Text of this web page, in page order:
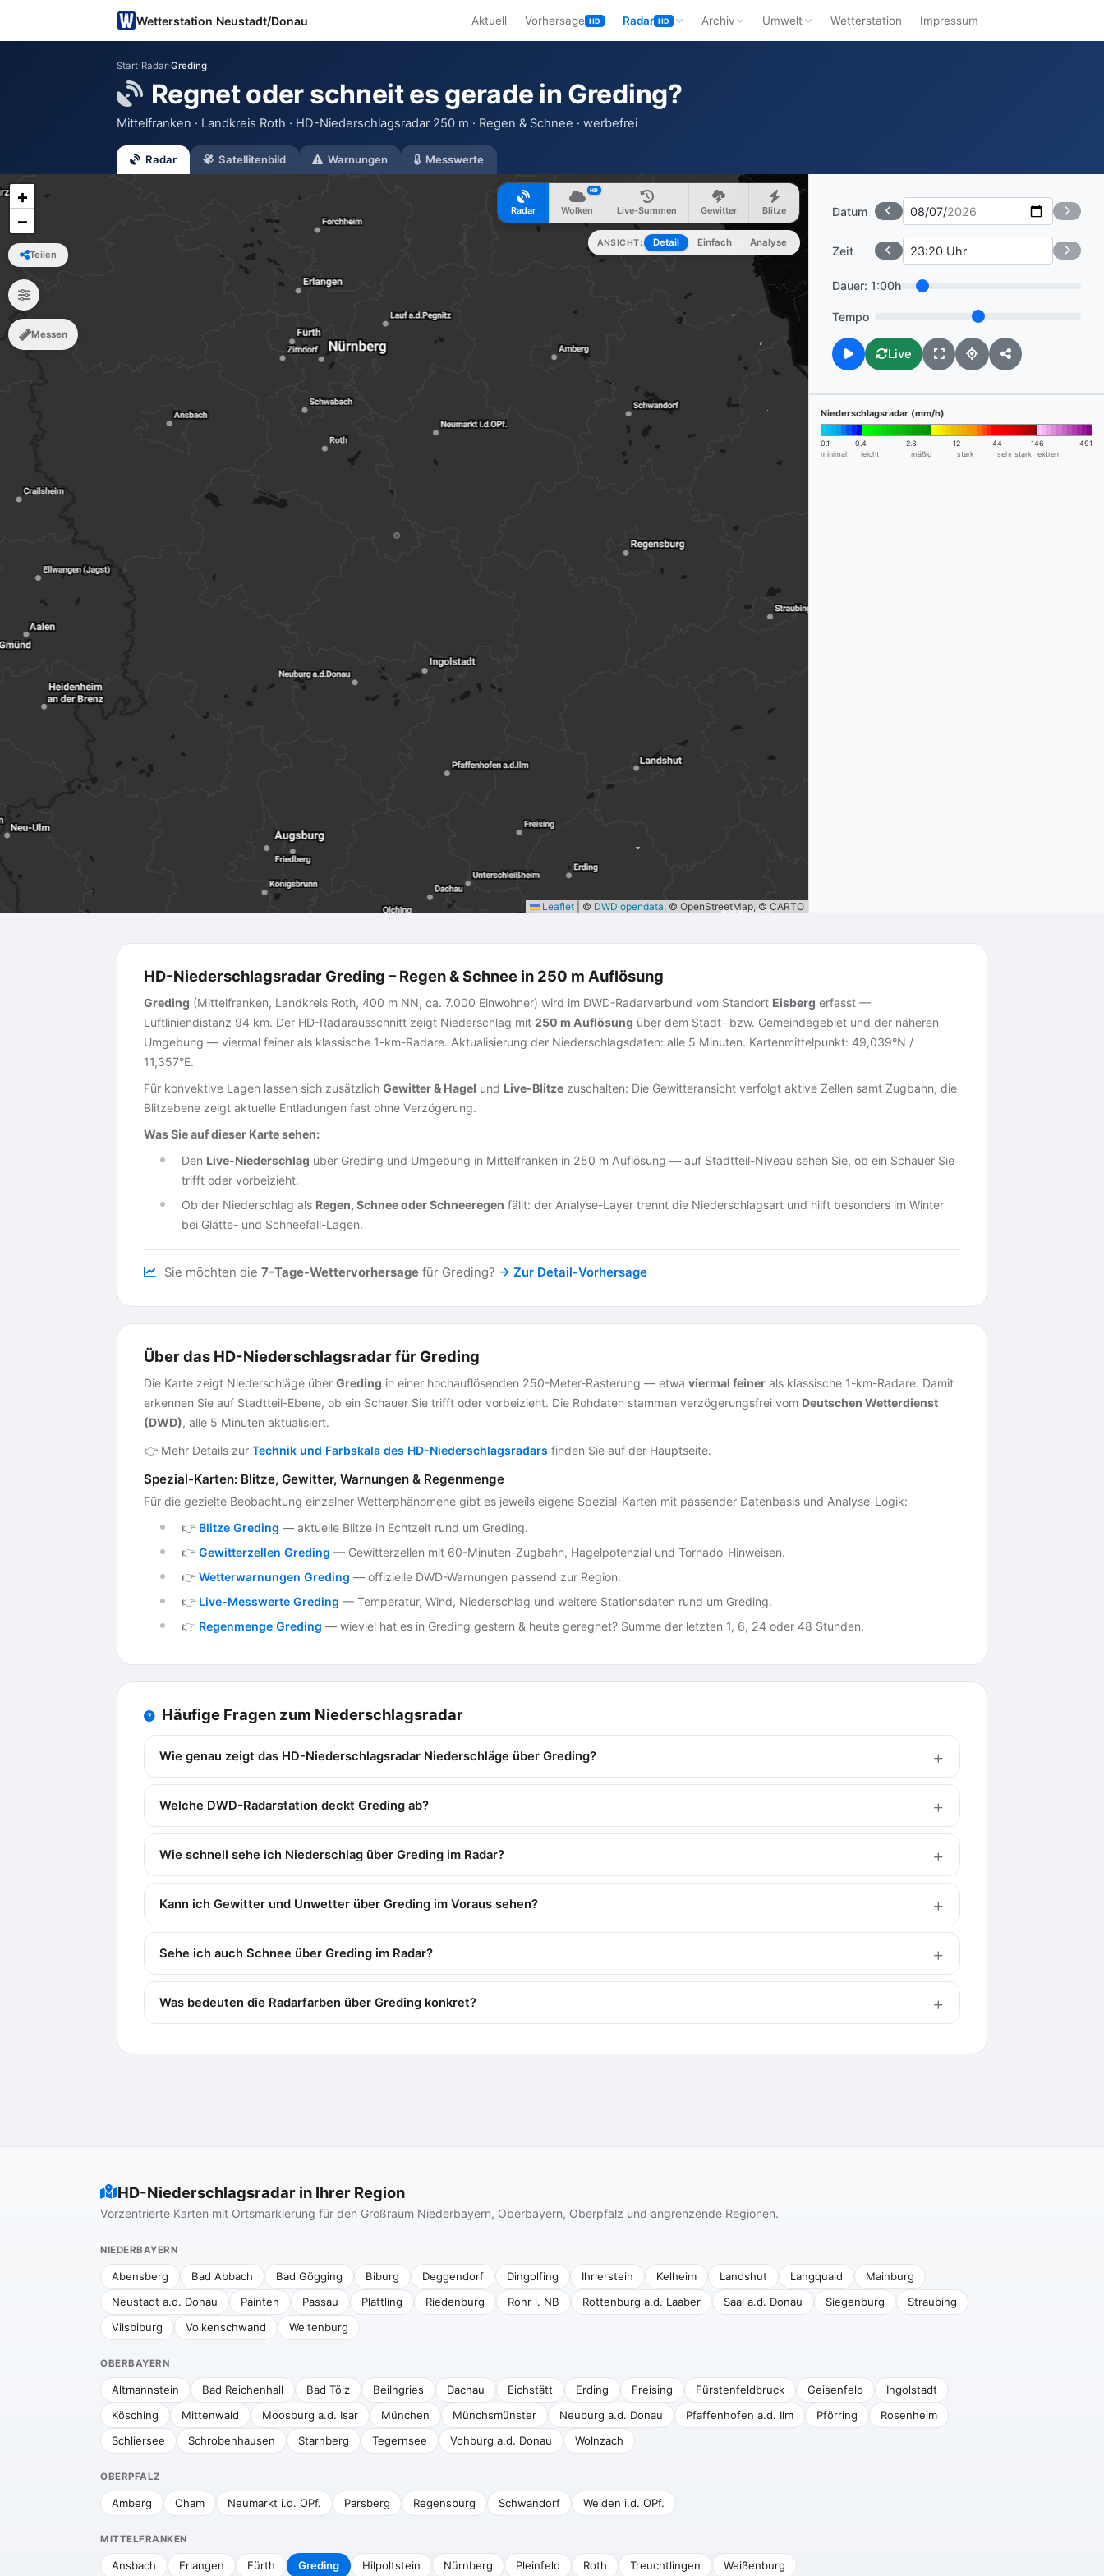
Wetterstation Neustadt/Donau Aktuell Vorhersage HD Radar HD Archiv Umwelt Wetterstation Impressum
Start›Radar›Greding
Regnet oder schneit es gerade in Greding?
Mittelfranken · Landkreis Roth · HD-Niederschlagsradar 250 m · Regen & Schnee · werbefrei
Radar Satellitenbild Warnungen Messwerte
Radar Wolken
HD
Live-Summen Gewitter Blitze
Messen
ANSICHT: Detail Einfach
Analyse
Teilen
+
−
Leaflet © DWD opendata, © OpenStreetMap, © CARTO
Datum
Zeit
Dauer: 1:00h
Tempo
Live
Niederschlagsradar (mm/h)
0.1 0.4 2.3 12 44 146
491
minimal
leicht mäßig stark sehr stark extrem
HD-Niederschlagsradar Greding – Regen & Schnee in 250 m Auflösung
Greding (Mittelfranken, Landkreis Roth, 400 m NN, ca. 7.000 Einwohner) wird im DWD-Radarverbund vom Standort Eisberg erfasst —
Luftliniendistanz 94 km. Der HD-Radarausschnitt zeigt Niederschlag mit 250 m Auflösung über dem Stadt- bzw. Gemeindegebiet und der näheren
Umgebung — viermal feiner als klassische 1-km-Radare. Aktualisierung der Niederschlagsdaten: alle 5 Minuten. Kartenmittelpunkt: 49,039°N /
11,357°E.
Für konvektive Lagen lassen sich zusätzlich Gewitter & Hagel und Live-Blitze zuschalten: Die Gewitteransicht verfolgt aktive Zellen samt Zugbahn, die
Blitzebene zeigt aktuelle Entladungen fast ohne Verzögerung.
Was Sie auf dieser Karte sehen:
Den Live-Niederschlag über Greding und Umgebung in Mittelfranken in 250 m Auflösung — auf Stadtteil-Niveau sehen Sie, ob ein Schauer Sie
trifft oder vorbeizieht.
Ob der Niederschlag als Regen, Schnee oder Schneeregen fällt: der Analyse-Layer trennt die Niederschlagsart und hilft besonders im Winter
bei Glätte- und Schneefall-Lagen.
Sie möchten die 7-Tage-Wettervorhersage für Greding? → Zur Detail-Vorhersage
Über das HD-Niederschlagsradar für Greding
Die Karte zeigt Niederschläge über Greding in einer hochauflösenden 250-Meter-Rasterung — etwa viermal feiner als klassische 1-km-Radare. Damit
erkennen Sie auf Stadtteil-Ebene, ob ein Schauer Sie trifft oder vorbeizieht. Die Rohdaten stammen verzögerungsfrei vom Deutschen Wetterdienst
(DWD), alle 5 Minuten aktualisiert.
👉 Mehr Details zur Technik und Farbskala des HD-Niederschlagsradars finden Sie auf der Hauptseite.
Spezial-Karten: Blitze, Gewitter, Warnungen & Regenmenge
Für die gezielte Beobachtung einzelner Wetterphänomene gibt es jeweils eigene Spezial-Karten mit passender Datenbasis und Analyse-Logik:
👉 Blitze Greding — aktuelle Blitze in Echtzeit rund um Greding.
👉 Gewitterzellen Greding — Gewitterzellen mit 60-Minuten-Zugbahn, Hagelpotenzial und Tornado-Hinweisen.
👉 Wetterwarnungen Greding — offizielle DWD-Warnungen passend zur Region.
👉 Live-Messwerte Greding — Temperatur, Wind, Niederschlag und weitere Stationsdaten rund um Greding.
👉 Regenmenge Greding — wieviel hat es in Greding gestern & heute geregnet? Summe der letzten 1, 6, 24 oder 48 Stunden.
Häufige Fragen zum Niederschlagsradar
Wie genau zeigt das HD-Niederschlagsradar Niederschläge über Greding?
Welche DWD-Radarstation deckt Greding ab?
Wie schnell sehe ich Niederschlag über Greding im Radar?
Kann ich Gewitter und Unwetter über Greding im Voraus sehen?
Sehe ich auch Schnee über Greding im Radar?
Was bedeuten die Radarfarben über Greding konkret?
HD-Niederschlagsradar in Ihrer Region
Vorzentrierte Karten mit Ortsmarkierung für den Großraum Niederbayern, Oberbayern, Oberpfalz und angrenzende Regionen.
NIEDERBAYERN
Abensberg Bad Abbach Bad Gögging Biburg Deggendorf Dingolfing Ihrlerstein Kelheim Landshut Langquaid
Mainburg
Neustadt a.d. Donau
Painten Passau Plattling Riedenburg Rohr i. NB Rottenburg a.d. Laaber Saal a.d. Donau Siegenburg
Straubing
Vilsbiburg
Volkenschwand Weltenburg
OBERBAYERN
Altmannstein Bad Reichenhall Bad Tölz Beilngries Dachau Eichstätt Erding Freising Fürstenfeldbruck Geisenfeld
Ingolstadt
Kösching
Mittenwald Moosburg a.d. Isar München Münchsmünster Neuburg a.d. Donau Pfaffenhofen a.d. Ilm Pförring
Rosenheim
Schliersee
Schrobenhausen Starnberg Tegernsee Vohburg a.d. Donau Wolnzach
OBERPFALZ
Amberg Cham Neumarkt i.d. OPf. Parsberg Regensburg Schwandorf Weiden i.d. OPf.
MITTELFRANKEN
Ansbach Erlangen Fürth Greding Hilpoltstein Nürnberg Pleinfeld Roth Treuchtlingen Weißenburg